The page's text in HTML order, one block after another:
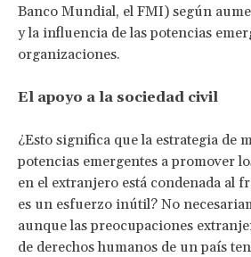
Banco Mundial, el FMI) según
y la influencia de las potencias
organizaciones.
El apoyo a la sociedad civil
¿Esto significa que la estrategia de
potencias emergentes a promover
en el extranjero está condenada al
es un esfuerzo inútil? No
aunque las preocupaciones
de derechos humanos de un país